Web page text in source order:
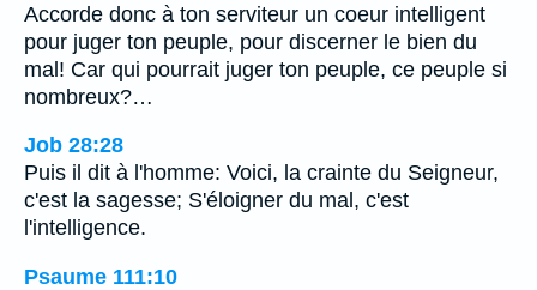
Accorde donc à ton serviteur un coeur intelligent
pour juger ton peuple, pour discerner le bien du
mal! Car qui pourrait juger ton peuple, ce peuple si
nombreux?…
Job 28:28
Puis il dit à l'homme: Voici, la crainte du Seigneur,
c'est la sagesse; S'éloigner du mal, c'est
l'intelligence.
Psaume 111:10